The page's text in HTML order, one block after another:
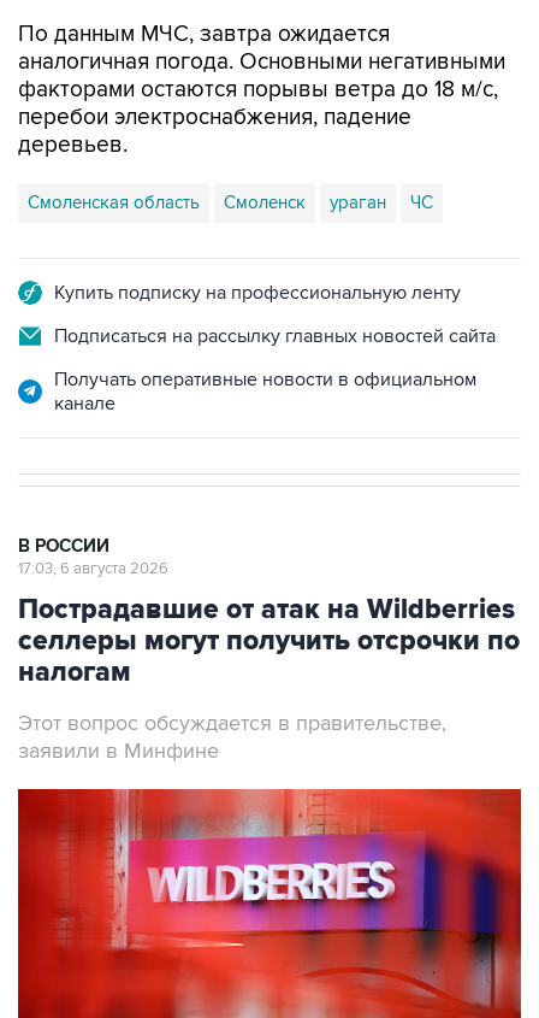
По данным МЧС, завтра ожидается
аналогичная погода. Основными негативными
факторами остаются порывы ветра до 18 м/с,
перебои электроснабжения, падение
деревьев.
Смоленская область Смоленск ураган ЧС
Купить подписку на профессиональную ленту
Подписаться на рассылку главных новостей сайта
Получать оперативные новости в официальном
канале
В РОССИИ
17:03, 6 августа 2026
Пострадавшие от атак на Wildberries
селлеры могут получить отсрочки по
налогам
Этот вопрос обсуждается в правительстве,
заявили в Минфине